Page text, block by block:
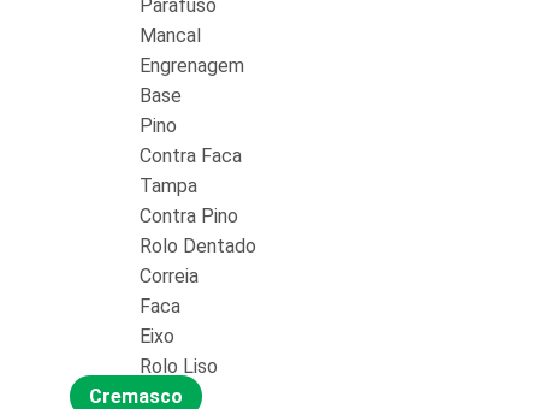
Parafuso
Mancal
Engrenagem
Base
Pino
Contra Faca
Tampa
Contra Pino
Rolo Dentado
Correia
Faca
Eixo
Rolo Liso
Cremasco